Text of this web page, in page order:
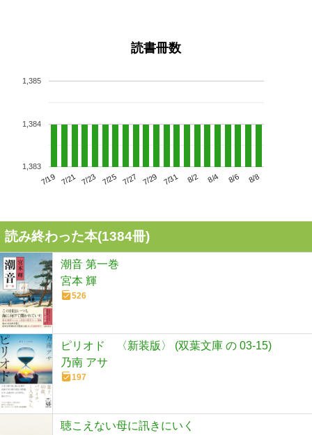
読書冊数
7/19 7/21 7/23 7/25 7/27 7/29 7/31 8/2 8/4 8/6 8/8
1,383
1,384
1,385
読み終わった本(1384冊)
潮音 第一巻
宮本 輝
526
ピリオド 〈新装版〉 (双葉文庫 の 03-15)
乃南 アサ
197
聴こえない母に訊きにいく